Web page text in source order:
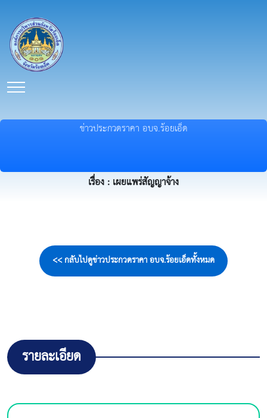
ข่าวประกวดราคา อบจ.ร้อยเอ็ด
เรื่อง : เผยแพร่สัญญาจ้าง
<< กลับไปดูข่าวประกวดราคา อบจ.ร้อยเอ็ดทั้งหมด
รายละเอียด